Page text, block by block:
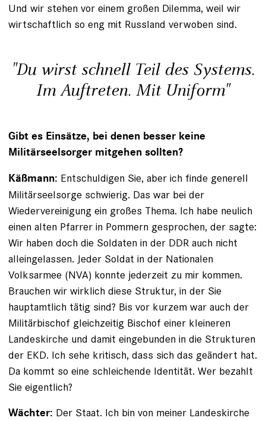
Und wir stehen vor einem ­großen Dilemma, weil wir
wirtschaftlich so eng mit Russland verwoben sind.
"Du wirst schnell Teil des Systems.
Im Auftreten. Mit Uniform"
Gibt es Einsätze, bei denen besser keine
Militärseel­sorger mitgehen sollten?
Käßmann: Entschuldigen Sie, aber ich finde generell
Militärseelsorge schwierig. Das war bei der
Wiedervereinigung ein großes Thema. Ich habe neulich
einen alten Pfarrer in Pommern gesprochen, der sagte:
Wir haben doch die Soldaten in der DDR auch nicht
alleingelassen. Jeder Soldat in der Nationalen
Volksarmee (NVA) konnte jederzeit zu mir kommen.
Brauchen wir wirklich diese Struktur, in der Sie
hauptamtlich tätig sind? Bis vor kurzem war auch der
Militärbischof gleichzeitig Bischof einer kleineren
Landeskirche und damit eingebunden in die Strukturen
der EKD. Ich sehe kritisch, dass sich das geändert hat.
Da kommt so eine schleichende Identität. Wer bezahlt
Sie eigentlich?
Wächter: Der Staat. Ich bin von meiner Landeskirche